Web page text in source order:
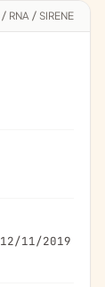
/ RNA / SIRENE
12/11/2019